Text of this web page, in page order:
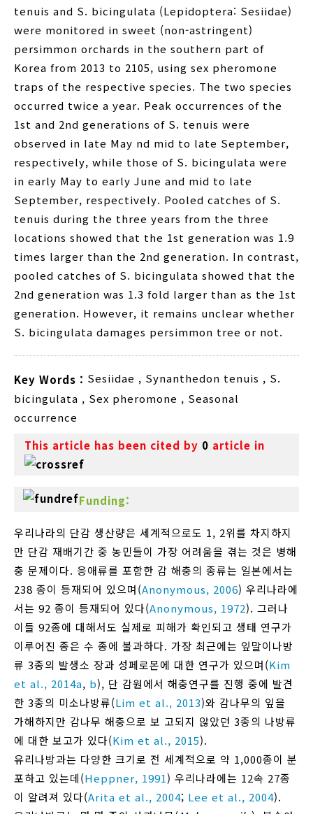
tenuis and S. bicingulata (Lepidoptera: Sesiidae)
were monitored in sweet (non-astringent)
persimmon orchards in the southern part of
Korea from 2013 to 2105, using sex pheromone
traps of the respective species. The two species
occurred twice a year. Peak occurrences of the
1st and 2nd generations of S. tenuis were
observed in late May nd mid to late September,
respectively, while those of S. bicingulata were
in early May to early June and mid to late
September, respectively. Pooled catches of S.
tenuis during the three years from the three
locations showed that the 1st generation was 1.9
times larger than the 2nd generation. In contrast,
pooled catches of S. bicingulata showed that the
2nd generation was 1.3 fold larger than as the 1st
generation. However, it remains unclear whether
S. bicingulata damages persimmon tree or not.
Key Words : Sesiidae , Synanthedon tenuis , S.
bicingulata , Sex pheromone , Seasonal
occurrence
This article has been cited by 0 article in
Funding:
우리나라의 단감 생산량은 세계적으로도 1, 2위를 차지하지
만 단감 재배기간 중 농민들이 가장 어려움을 겪는 것은 병해
충 문제이다. 응애류를 포함한 감 해충의 종류는 일본에서는
238 종이 등재되어 있으며(Anonymous, 2006) 우리나라에
서는 92 종이 등재되어 있다(Anonymous, 1972). 그러나
이들 92종에 대해서도 실제로 피해가 확인되고 생태 연구가
이루어진 종은 수 종에 불과하다. 가장 최근에는 잎말이나방
류 3종의 발생소 장과 성페로몬에 대한 연구가 있으며(Kim
et al., 2014a, b), 단 감원에서 해충연구를 진행 중에 발견
한 3종의 미소나방류(Lim et al., 2013)와 감나무의 잎을
가해하지만 감나무 해충으로 보 고되지 않았던 3종의 나방류
에 대한 보고가 있다(Kim et al., 2015).
유리나방과는 다양한 크기로 전 세계적으로 약 1,000종이 분
포하고 있는데(Heppner, 1991) 우리나라에는 12속 27종
이 알려져 있다(Arita et al., 2004; Lee et al., 2004).